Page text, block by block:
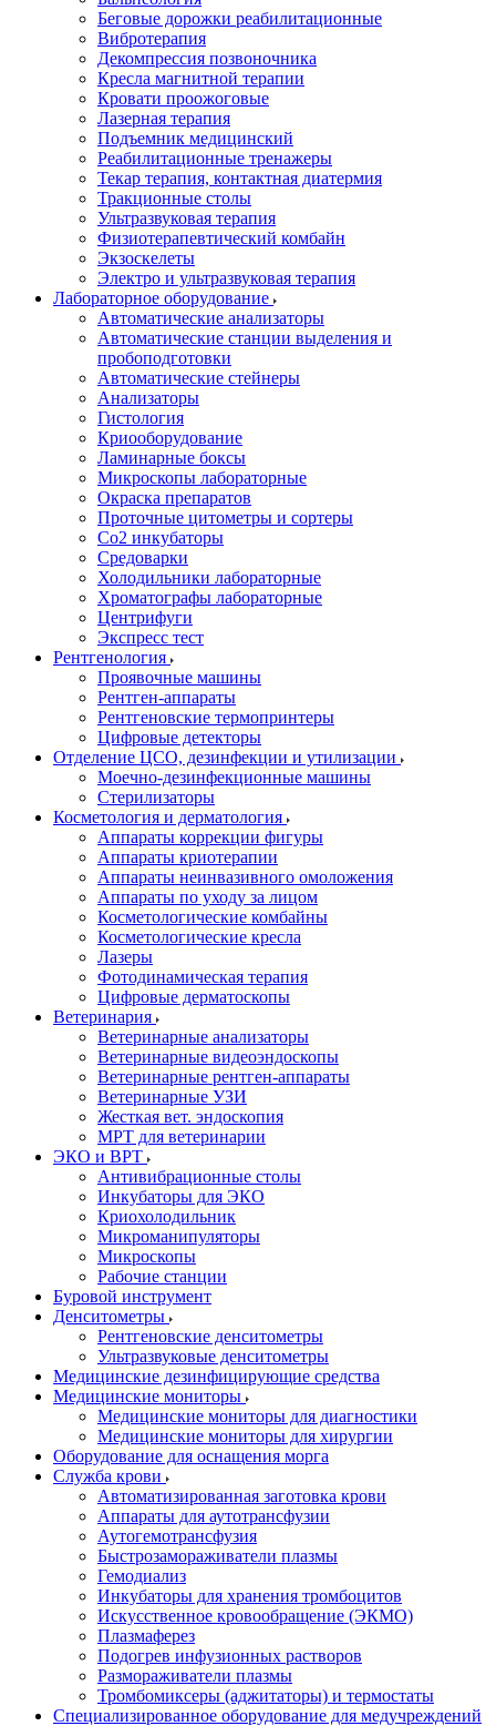
Беговые дорожки реабилитационные
Вибротерапия
Декомпрессия позвоночника
Кресла магнитной терапии
Кровати проожоговые
Лазерная терапия
Подъемник медицинский
Реабилитационные тренажеры
Текар терапия, контактная диатермия
Тракционные столы
Ультразвуковая терапия
Физиотерапевтический комбайн
Экзоскелеты
Электро и ультразвуковая терапия
Лабораторное оборудование
Автоматические анализаторы
Автоматические станции выделения и
пробоподготовки
Автоматические стейнеры
Анализаторы
Гистология
Криооборудование
Ламинарные боксы
Микроскопы лабораторные
Окраска препаратов
Проточные цитометры и сортеры
Со2 инкубаторы
Средоварки
Холодильники лабораторные
Хроматографы лабораторные
Центрифуги
Экспресс тест
Рентгенология
Проявочные машины
Рентген-аппараты
Рентгеновские термопринтеры
Цифровые детекторы
Отделение ЦСО, дезинфекции и утилизации
Моечно-дезинфекционные машины
Стерилизаторы
Косметология и дерматология
Аппараты коррекции фигуры
Аппараты криотерапии
Аппараты неинвазивного омоложения
Аппараты по уходу за лицом
Косметологические комбайны
Косметологические кресла
Лазеры
Фотодинамическая терапия
Цифровые дерматоскопы
Ветеринария
Ветеринарные анализаторы
Ветеринарные видеоэндоскопы
Ветеринарные рентген-аппараты
Ветеринарные УЗИ
Жесткая вет. эндоскопия
МРТ для ветеринарии
ЭКО и ВРТ
Антивибрационные столы
Инкубаторы для ЭКО
Криохолодильник
Микроманипуляторы
Микроскопы
Рабочие станции
Буровой инструмент
Денситометры
Рентгеновские денситометры
Ультразвуковые денситометры
Медицинские дезинфицирующие средства
Медицинские мониторы
Медицинские мониторы для диагностики
Медицинские мониторы для хирургии
Оборудование для оснащения морга
Служба крови
Автоматизированная заготовка крови
Аппараты для аутотрансфузии
Аутогемотрансфузия
Быстрозамораживатели плазмы
Гемодиализ
Инкубаторы для хранения тромбоцитов
Искусственное кровообращение (ЭКМО)
Плазмаферез
Подогрев инфузионных растворов
Размораживатели плазмы
Тромбомиксеры (аджитаторы) и термостаты
Специализированное оборудование для медучреждений